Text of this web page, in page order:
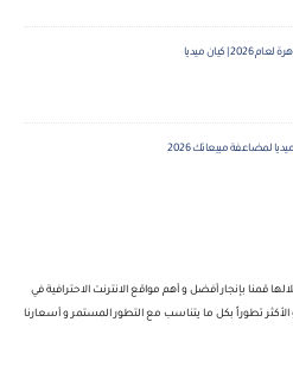
كيان ميديا
لمضاعفة مبيعاتك 2026
في سوق العمل لأكثر منذ عام 2008 و خلالها قمنا بإنجار أفضل و أهم مواقع الانترنت الاحترافية في
تطوراً بكل ما يتناسب مع التطور المستمر و أسعارنا